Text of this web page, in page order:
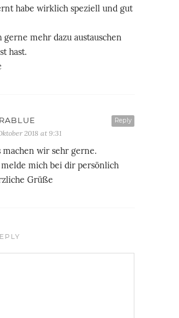
habe wirklich speziell und gut
mehr dazu austauschen
hast.
Reply
2018 at 9:31
machen wir sehr gerne.
mich bei dir persönlich
Grüße